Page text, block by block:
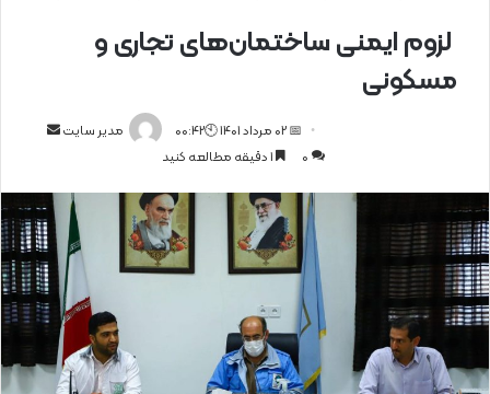
لزوم ایمنی ساختمان‌های تجاری و
مسکونی
مدیر سایت
ا
ل
ا
ی
م
ل
📅 02 مرداد 1401 🕙00:42
0